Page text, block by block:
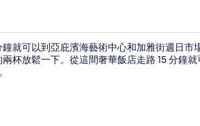
就可以到亞庇濱海藝術中心和加雅街週日市
杯放鬆一下。從這間奢華飯店走路 15 分鐘